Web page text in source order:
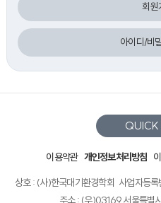
회원
아이디/비
이용약관 개인정보처리방침
QUICK
상호 : (사)한국대기환경학회 사업자등
주소 : (우)03169 서울특별